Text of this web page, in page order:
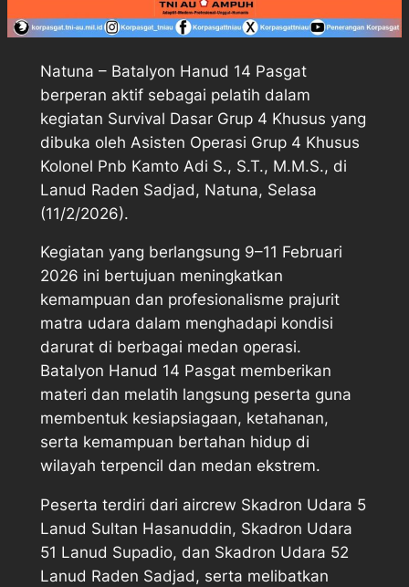
Natuna – Batalyon Hanud 14 Pasgat
berperan aktif sebagai pelatih dalam
kegiatan Survival Dasar Grup 4 Khusus yang
dibuka oleh Asisten Operasi Grup 4 Khusus
Kolonel Pnb Kamto Adi S., S.T., M.M.S., di
Lanud Raden Sadjad, Natuna, Selasa
(11/2/2026).
Kegiatan yang berlangsung 9–11 Februari
2026 ini bertujuan meningkatkan
kemampuan dan profesionalisme prajurit
matra udara dalam menghadapi kondisi
darurat di berbagai medan operasi.
Batalyon Hanud 14 Pasgat memberikan
materi dan melatih langsung peserta guna
membentuk kesiapsiagaan, ketahanan,
serta kemampuan bertahan hidup di
wilayah terpencil dan medan ekstrem.
Peserta terdiri dari aircrew Skadron Udara 5
Lanud Sultan Hasanuddin, Skadron Udara
51 Lanud Supadio, dan Skadron Udara 52
Lanud Raden Sadjad, serta melibatkan